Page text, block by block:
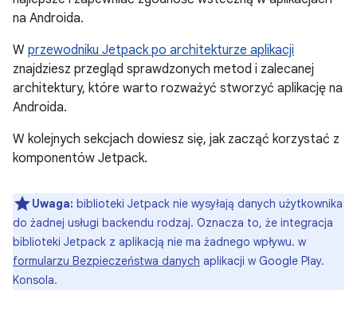
na Androida.
W przewodniku Jetpack po architekturze aplikacji
znajdziesz przegląd sprawdzonych metod i zalecanej
architektury, które warto rozważyć stworzyć aplikację na
Androida.
W kolejnych sekcjach dowiesz się, jak zacząć korzystać z
komponentów Jetpack.
Uwaga: biblioteki Jetpack nie wysyłają danych użytkownika
do żadnej usługi backendu rodzaj. Oznacza to, że integracja
biblioteki Jetpack z aplikacją nie ma żadnego wpływu. w
formularzu Bezpieczeństwa danych aplikacji w Google Play.
Konsola.